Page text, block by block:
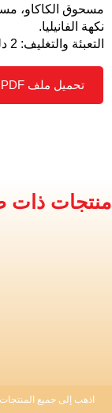
مسحوق الكاكاو،
نكهة الفانيليا.
التعبئة والتغليف: 2 دلو في صندوق.
تحميل ملف PDF
منتجات ذات
اذهب إلى جميع المنتجات